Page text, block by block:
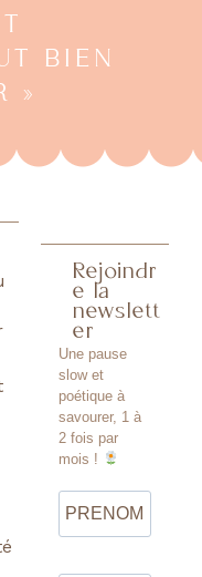
BIEN
»
Rejoindr
e la
newslett
er
Une pause
slow et
poétique à
savourer, 1 à
2 fois par
mois !